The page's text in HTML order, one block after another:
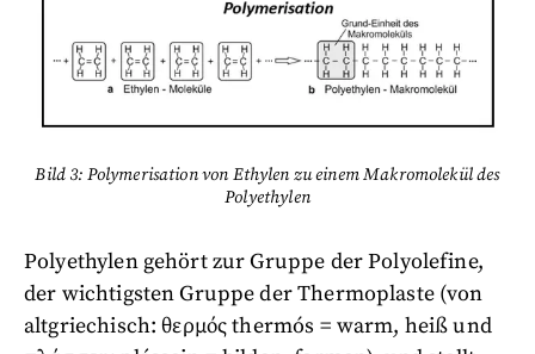
Bild 3: Polymerisation von Ethylen zu einem Makromolekül des
Polyethylen
Polyethylen gehört zur Gruppe der Polyolefine,
der wichtigsten Gruppe der Thermoplaste (von
altgriechisch: θερμός thermós = warm, heiß und